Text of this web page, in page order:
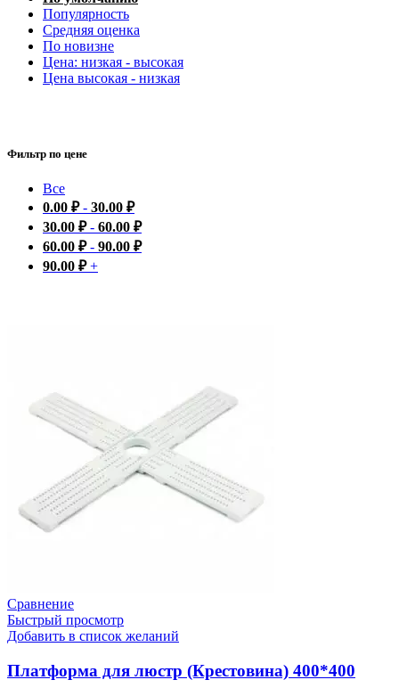
Популярность
Средняя оценка
По новизне
Цена: низкая - высокая
Цена высокая - низкая
Фильтр по цене
Все
0.00 ₽- 30.00 ₽
30.00 ₽- 60.00 ₽
60.00 ₽- 90.00 ₽
90.00 ₽+
Сравнение
Быстрый просмотр
Добавить в список желаний
Платформа для люстр (Крестовина) 400*400